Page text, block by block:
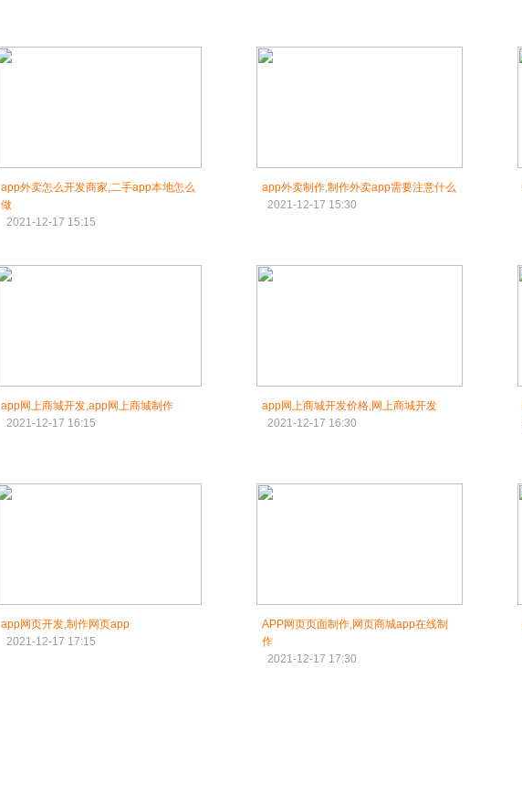
app外卖怎么开发商家,二手app本地怎么
做
2021-12-17 15:15
app外卖制作,制作外卖app需要注意什么
2021-12-17 15:30
app网上商城开发,app网上商城制作
2021-12-17 16:15
app网上商城开发价格,网上商城开发
2021-12-17 16:30
app网页开发,制作网页app
2021-12-17 17:15
APP网页页面制作,网页商城app在线制
作
2021-12-17 17:30